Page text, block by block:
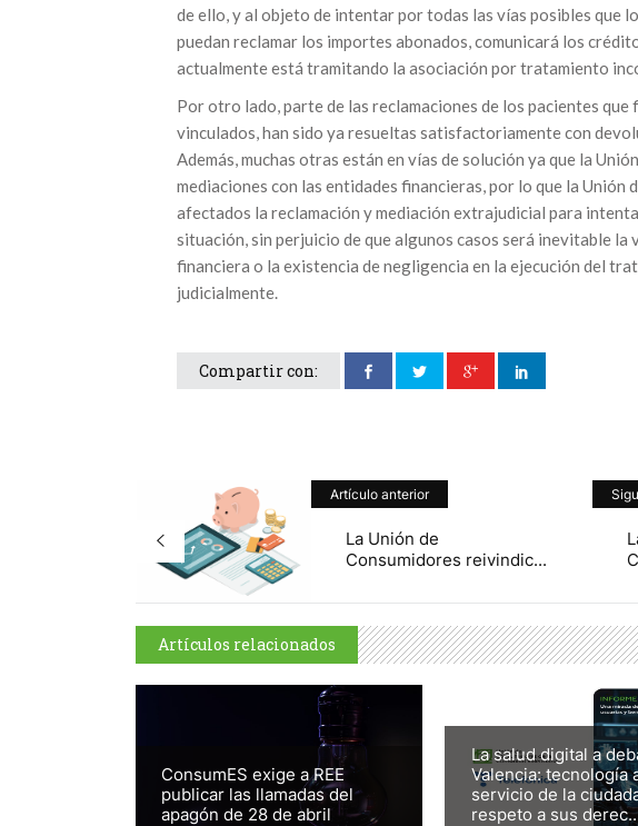
de ello, y al objeto de intentar por todas las vías posibles que
puedan reclamar los importes abonados, comunicará los
actualmente está tramitando la asociación por tratamiento
Por otro lado, parte de las reclamaciones de los pacientes
vinculados, han sido ya resueltas satisfactoriamente con
Además, muchas otras están en vías de solución ya que la
mediaciones con las entidades financieras, por lo que la Unión
afectados la reclamación y mediación extrajudicial para
situación, sin perjuicio de que algunos casos será inevitable
financiera o la existencia de negligencia en la ejecución del
judicialmente.
Compartir con:
Artículo anterior
La Unión de
Consumidores reivindic...
Artículos relacionados
ConsumES exige a REE
publicar las llamadas del
apagón de 28 de abril
La salud digital a
Valencia: tecnología
servicio de la
respeto a sus